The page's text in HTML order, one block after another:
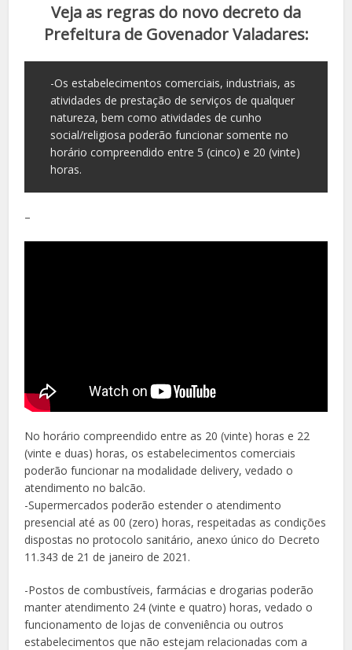
Veja as regras do novo decreto da
Prefeitura de Govenador Valadares:
-Os estabelecimentos comerciais, industriais, as
atividades de prestação de serviços de qualquer
natureza, bem como atividades de cunho
social/religiosa poderão funcionar somente no
horário compreendido entre 5 (cinco) e 20 (vinte)
horas.
–
No horário compreendido entre as 20 (vinte) horas e 22
(vinte e duas) horas, os estabelecimentos comerciais
poderão funcionar na modalidade delivery, vedado o
atendimento no balcão.
-Supermercados poderão estender o atendimento
presencial até as 00 (zero) horas, respeitadas as condições
dispostas no protocolo sanitário, anexo único do Decreto
11.343 de 21 de janeiro de 2021.
-Postos de combustíveis, farmácias e drogarias poderão
manter atendimento 24 (vinte e quatro) horas, vedado o
funcionamento de lojas de conveniência ou outros
estabelecimentos que não estejam relacionadas com a